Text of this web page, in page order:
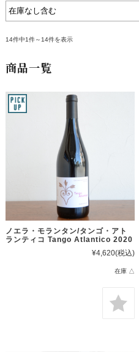
14件中1件～14件を表示
商品一覧
ノエラ・モランタン/タンゴ・アト
ランティコ Tango Atlantico 2020
¥4,620(税込)
在庫 △